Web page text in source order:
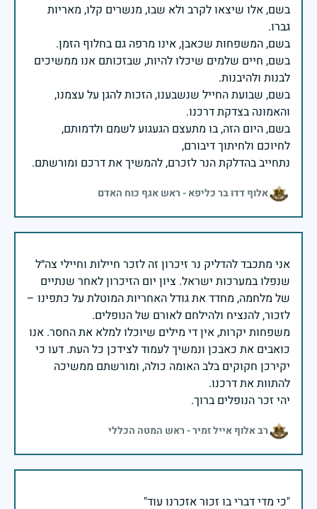
בשם, אלו שיצאו לקרב ולא שבו, מנשרים קלו, מאריות
בשם, חיים שלמים שיכלו להיות, שבזכותם אנו ממשיכים
בשם, שבועת החייל שנשבענו, הזכות להגן על עצמנו,
בשם, היום הזה, בו מתעצם הגעגוע לשמם ולדמותם,
נתחייב בהדלקת הנר לזכרם, להמשיך את דרכם ומורשתם.
אלוף דדו בר כליפא - ראש אגף כוח האדם
אני מתכבד להדליק נר זיכרון זה לזכר חיילות וחיילי צה״ל
שנפלו במערכות ישראל. ציון יום הזיכרון לאחר שנתיים
של מלחמה, מחדד את גודל האחריות המוטלת על כתפינו –
משפחות יקרות, אין די מילים שיוכלו למלא את החסר. אנו
כואבים את כאבכן ונמשיך לעמוד לצידכן כל העת. דעו כי
יקירכן חקוקים בלב האומה כולה, ומורשתם ממשיכה
יהי זכר הנופלים ברוך.
רב אלוף אייל זמיר - ראש המטה הכללי